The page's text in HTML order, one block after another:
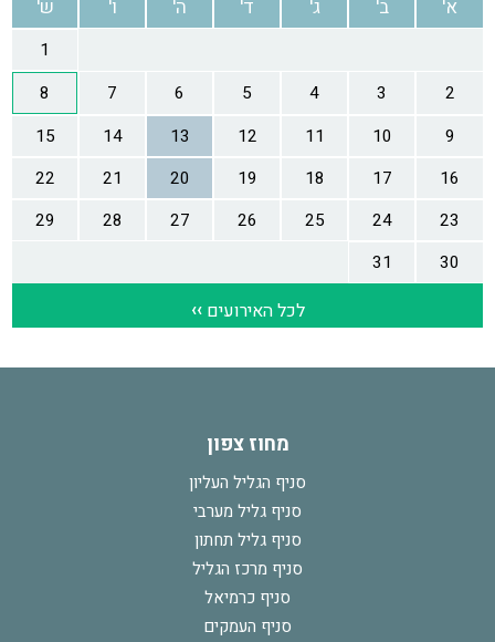
מחוז צפון
סניף הגליל העליון
סניף גליל מערבי
סניף גליל תחתון
סניף מרכז הגליל
סניף כרמיאל
סניף העמקים